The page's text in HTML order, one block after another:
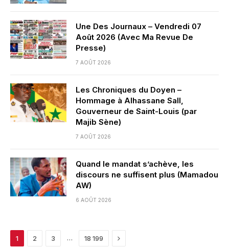
Une Des Journaux – Vendredi 07
Août 2026 (Avec Ma Revue De
Presse)
7 AOÛT 2026
Les Chroniques du Doyen –
Hommage à Alhassane Sall,
Gouverneur de Saint-Louis (par
Majib Sène)
7 AOÛT 2026
Quand le mandat s’achève, les
discours ne suffisent plus (Mamadou
AW)
6 AOÛT 2026
1 2 3 … 18 199 Next